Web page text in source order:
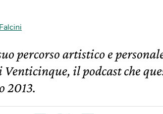
percorso artistico e
il podcast che
2013.